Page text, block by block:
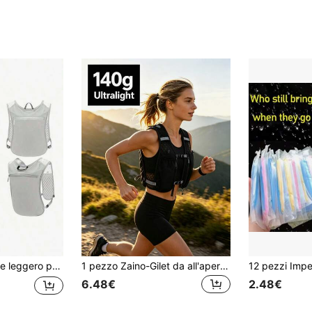
con porta cellulare, zaino da ciclismo 1 pezzo Zaino-Gilet da all'aperto, adatto per Corsa, Escursionismo, Ciclismo, Zaino Sportivo Leggero con Portabottiglie
6.48€ 2.48€